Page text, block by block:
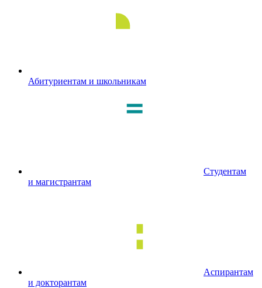
Абитуриентам и школьникам
Студентам
и магистрантам
Аспирантам
и докторантам